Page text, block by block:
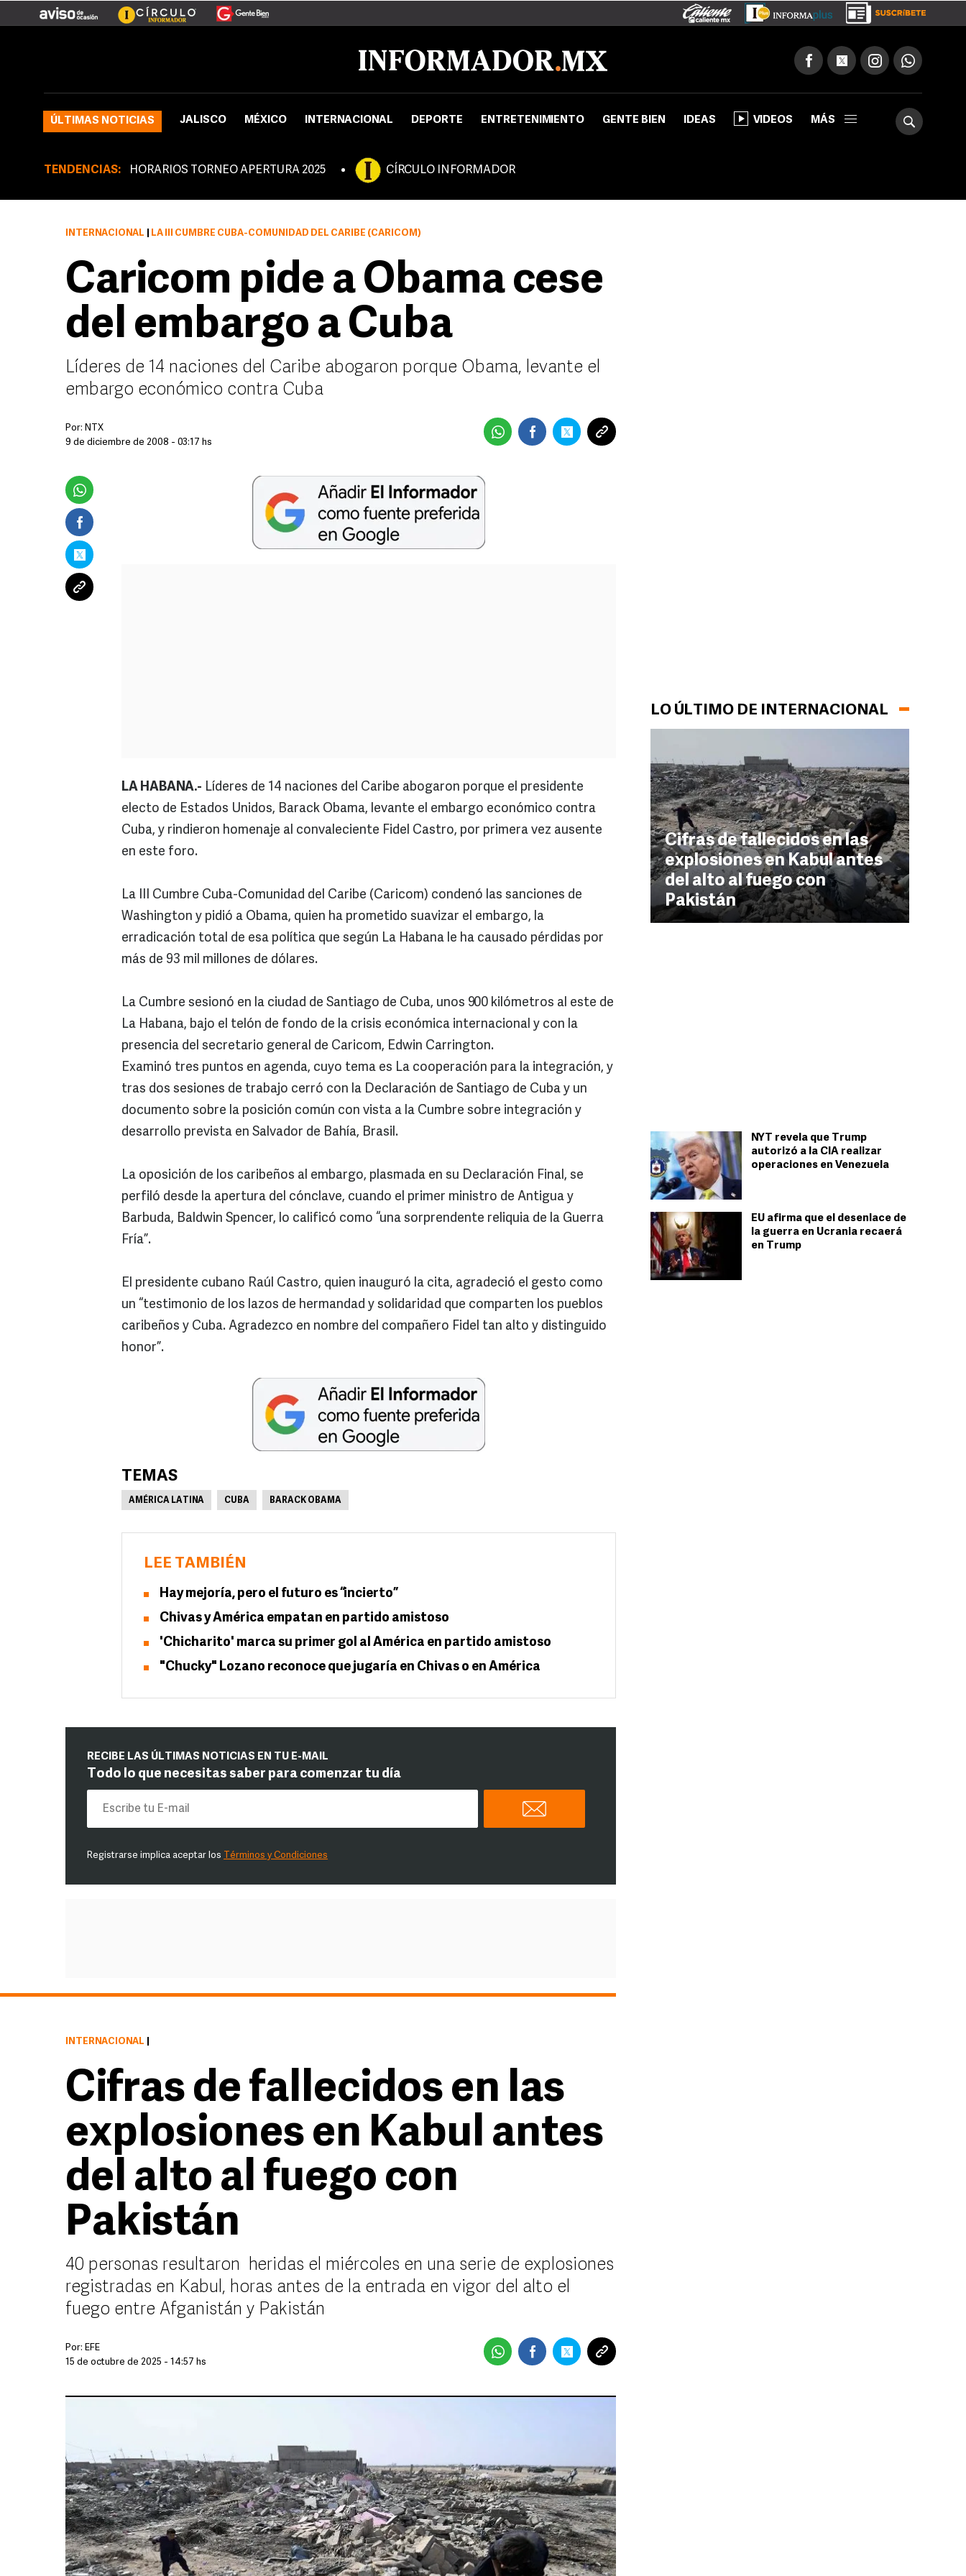
ÚLTIMAS NOTICIAS JALISCO MÉXICO INTERNACIONAL DEPORTE ENTRETENIMIENTO GENTE BIEN IDEAS VIDEOS MÁS
TENDENCIAS: HORARIOS TORNEO APERTURA 2025 CÍRCULO INFORMADOR
LO ÚLTIMO DE INTERNACIONAL
Cifras de fallecidos en las
explosiones en Kabul antes
del alto al fuego con
Pakistán
NYT revela que Trump
autorizó a la CIA realizar
operaciones en Venezuela
EU afirma que el desenlace de
la guerra en Ucrania recaerá
en Trump
INTERNACIONAL LA III CUMBRE CUBA-COMUNIDAD DEL CARIBE (CARICOM)
Caricom pide a Obama cese
del embargo a Cuba
Líderes de 14 naciones del Caribe abogaron porque Obama, levante el
embargo económico contra Cuba
Por: NTX
9 de diciembre de 2008 - 03:17 hs
LA HABANA.- Líderes de 14 naciones del Caribe abogaron porque el presidente
electo de Estados Unidos, Barack Obama, levante el embargo económico contra
Cuba, y rindieron homenaje al convaleciente Fidel Castro, por primera vez ausente
en este foro.
La III Cumbre Cuba-Comunidad del Caribe (Caricom) condenó las sanciones de
Washington y pidió a Obama, quien ha prometido suavizar el embargo, la
erradicación total de esa política que según La Habana le ha causado pérdidas por
más de 93 mil millones de dólares.
La Cumbre sesionó en la ciudad de Santiago de Cuba, unos 900 kilómetros al este de
La Habana, bajo el telón de fondo de la crisis económica internacional y con la
presencia del secretario general de Caricom, Edwin Carrington.
Examinó tres puntos en agenda, cuyo tema es La cooperación para la integración, y
tras dos sesiones de trabajo cerró con la Declaración de Santiago de Cuba y un
documento sobre la posición común con vista a la Cumbre sobre integración y
desarrollo prevista en Salvador de Bahía, Brasil.
La oposición de los caribeños al embargo, plasmada en su Declaración Final, se
perfiló desde la apertura del cónclave, cuando el primer ministro de Antigua y
Barbuda, Baldwin Spencer, lo calificó como “una sorprendente reliquia de la Guerra
Fría”.
El presidente cubano Raúl Castro, quien inauguró la cita, agradeció el gesto como
un “testimonio de los lazos de hermandad y solidaridad que comparten los pueblos
caribeños y Cuba. Agradezco en nombre del compañero Fidel tan alto y distinguido
honor”.
TEMAS
AMÉRICA LATINA CUBA BARACK OBAMA
LEE TAMBIÉN
Hay mejoría, pero el futuro es “incierto”
Chivas y América empatan en partido amistoso
'Chicharito' marca su primer gol al América en partido amistoso
"Chucky" Lozano reconoce que jugaría en Chivas o en América
RECIBE LAS ÚLTIMAS NOTICIAS EN TU E-MAIL
Todo lo que necesitas saber para comenzar tu día
Registrarse implica aceptar los Términos y Condiciones
INTERNACIONAL
Cifras de fallecidos en las
explosiones en Kabul antes
del alto al fuego con
Pakistán
40 personas resultaron heridas el miércoles en una serie de explosiones
registradas en Kabul, horas antes de la entrada en vigor del alto el
fuego entre Afganistán y Pakistán
Por: EFE
15 de octubre de 2025 - 14:57 hs